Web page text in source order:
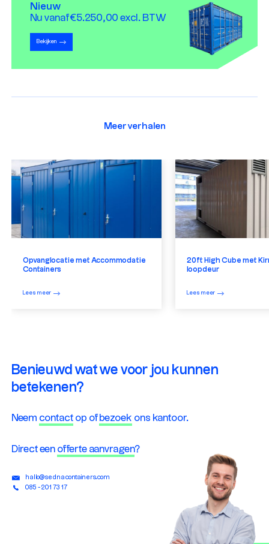
Nieuw
Nu vanaf €5.250,00 excl. BTW
Bekijken
Meer verhalen
Opvanglocatie met Accommodatie
Containers
Lees meer
20ft High Cube met
loopdeur
Lees meer
Benieuwd wat we voor jou kunnen
betekenen?
Neem contact op of bezoek ons kantoor.
Direct een offerte aanvragen?
hallo@sednacontainers.com
085 - 201 73 17